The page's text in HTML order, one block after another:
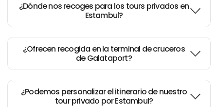
¿Dónde nos recoges para los tours privados en
Estambul?
¿Ofrecen recogida en la terminal de cruceros
de Galataport?
¿Podemos personalizar el itinerario de nuestro
tour privado por Estambul?